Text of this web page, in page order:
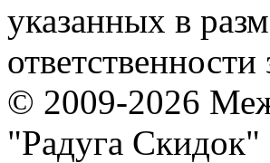
указанных в
© 2009-2026
"Радуга